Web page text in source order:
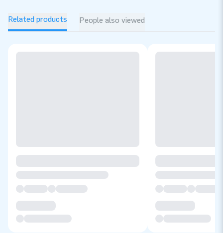
Related products People also viewed